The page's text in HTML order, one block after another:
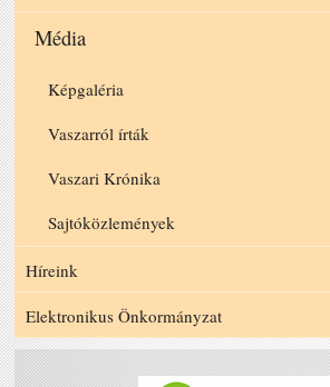
Média
Képgaléria
Vaszarról írták
Vaszari Krónika
Sajtóközlemények
Híreink
Elektronikus Önkormányzat